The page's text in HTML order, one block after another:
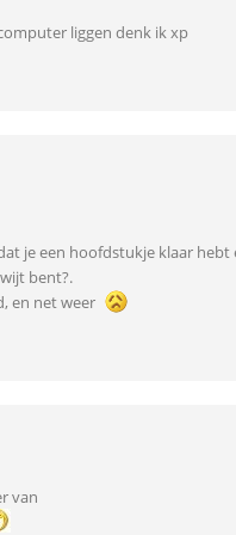
liggen denk ik xp
je een hoofdstukje klaar
bent?.
en net weer
van